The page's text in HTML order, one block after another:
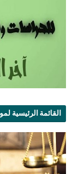
القائمة الرئيسية